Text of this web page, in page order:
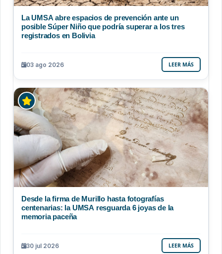
La UMSA abre espacios de prevención ante un
posible Súper Niño que podría superar a los tres
registrados en Bolivia
03 ago 2026 LEER MÁS
Desde la firma de Murillo hasta fotografías
centenarias: la UMSA resguarda 6 joyas de la
memoria paceña
30 jul 2026 LEER MÁS